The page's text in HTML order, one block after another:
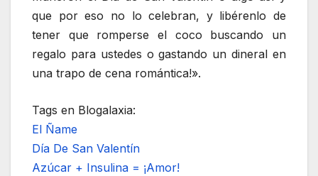
que por eso no lo celebran, y libérenlo de
tener que romperse el coco buscando un
regalo para ustedes o gastando un dineral en
una trapo de cena romántica!».
Tags en Blogalaxia:
El Ñame
Día De San Valentín
Azúcar + Insulina = ¡Amor!